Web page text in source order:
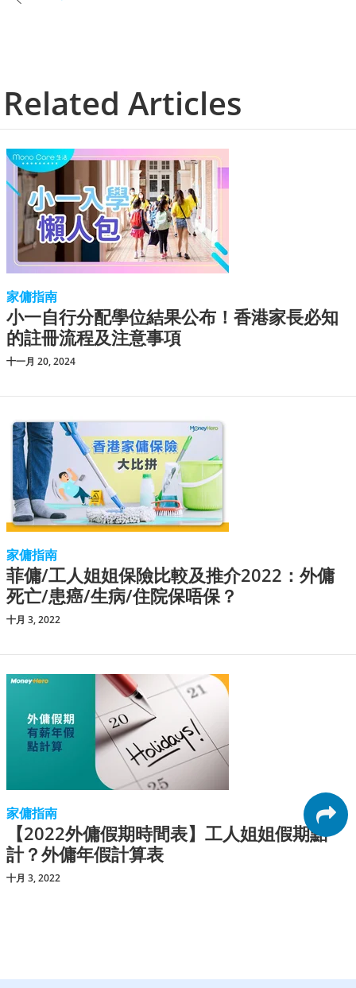
Related Articles
家傭指南
小一自行分配學位結果公布！香港家長必知
的註冊流程及注意事項
十一月 20, 2024
家傭指南
菲傭/工人姐姐保險比較及推介2022：外傭
死亡/患癌/生病/住院保唔保？
十月 3, 2022
家傭指南
【2022外傭假期時間表】工人姐姐假期點
計？外傭年假計算表
十月 3, 2022